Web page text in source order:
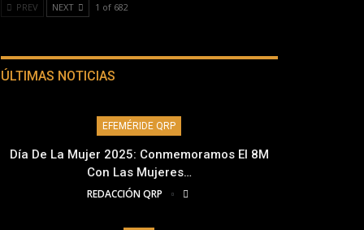
PREV NEXT 1 of 682
ÚLTIMAS NOTICIAS
EFEMÉRIDE QRP
Día De La Mujer 2025: Conmemoramos El 8M
Con Las Mujeres…
REDACCIÓN QRP